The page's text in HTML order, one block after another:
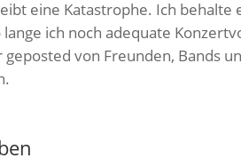
eine Katastrophe. Ich behalte
ich noch adequate
geposted von Freunden, Bands